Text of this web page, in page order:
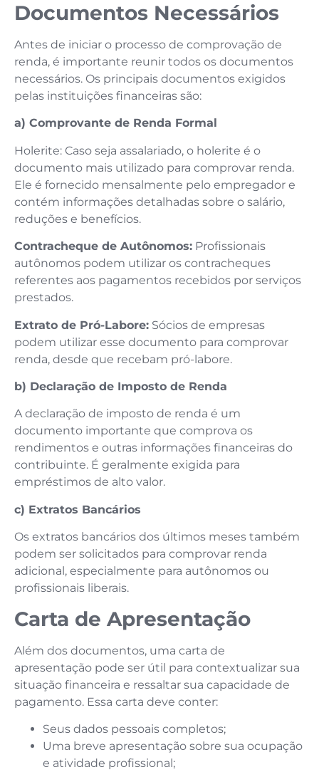
Documentos Necessários
Antes de iniciar o processo de comprovação de
renda, é importante reunir todos os documentos
necessários. Os principais documentos exigidos
pelas instituições financeiras são:
a) Comprovante de Renda Formal
Holerite: Caso seja assalariado, o holerite é o
documento mais utilizado para comprovar renda.
Ele é fornecido mensalmente pelo empregador e
contém informações detalhadas sobre o salário,
reduções e benefícios.
Contracheque de Autônomos: Profissionais
autônomos podem utilizar os contracheques
referentes aos pagamentos recebidos por serviços
prestados.
Extrato de Pró-Labore: Sócios de empresas
podem utilizar esse documento para comprovar
renda, desde que recebam pró-labore.
b) Declaração de Imposto de Renda
A declaração de imposto de renda é um
documento importante que comprova os
rendimentos e outras informações financeiras do
contribuinte. É geralmente exigida para
empréstimos de alto valor.
c) Extratos Bancários
Os extratos bancários dos últimos meses também
podem ser solicitados para comprovar renda
adicional, especialmente para autônomos ou
profissionais liberais.
Carta de Apresentação
Além dos documentos, uma carta de
apresentação pode ser útil para contextualizar sua
situação financeira e ressaltar sua capacidade de
pagamento. Essa carta deve conter:
Seus dados pessoais completos;
Uma breve apresentação sobre sua ocupação
e atividade profissional;